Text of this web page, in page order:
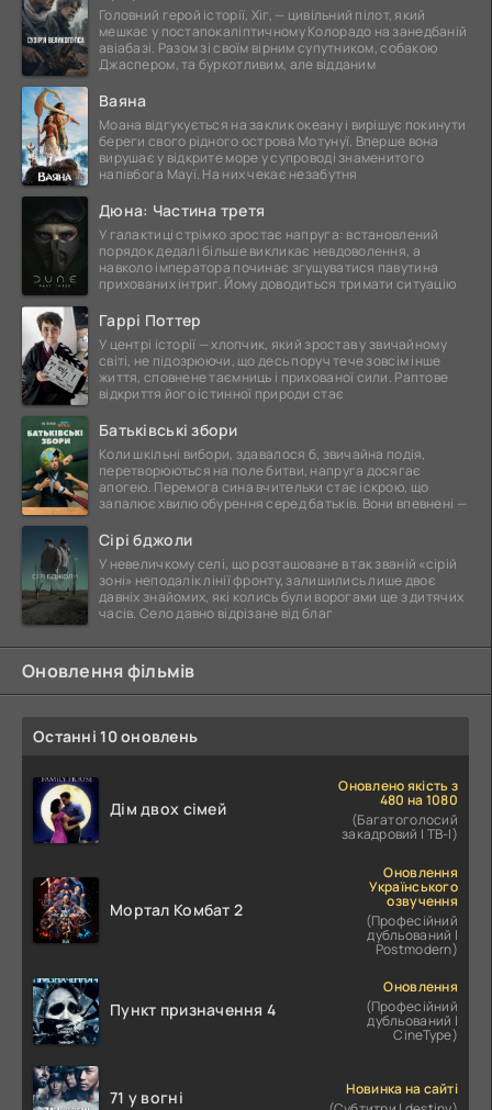
Головний герой історії, Хіг, — цивільний пілот, який
мешкає у постапокаліптичному Колорадо на занедбаній
авіабазі. Разом зі своїм вірним супутником, собакою
Джаспером, та буркотливим, але відданим
Ваяна
Моана відгукується на заклик океану і вирішує покинути
береги свого рідного острова Мотунуї. Вперше вона
вирушає у відкрите море у супроводі знаменитого
напівбога Мауї. На них чекає незабутня
Дюна: Частина третя
У галактиці стрімко зростає напруга: встановлений
порядок дедалі більше викликає невдоволення, а
навколо імператора починає згущуватися павутина
прихованих інтриг. Йому доводиться тримати ситуацію
Гаррі Поттер
У центрі історії — хлопчик, який зростав у звичайному
світі, не підозрюючи, що десь поруч тече зовсім інше
життя, сповнене таємниць і прихованої сили. Раптове
відкриття його істинної природи стає
Батьківські збори
Коли шкільні вибори, здавалося б, звичайна подія,
перетворюються на поле битви, напруга досягає
апогею. Перемога сина вчительки стає іскрою, що
запалює хвилю обурення серед батьків. Вони впевнені —
Сірі бджоли
У невеличкому селі, що розташоване в так званій «сірій
зоні» неподалік лінії фронту, залишились лише двоє
давніх знайомих, які колись були ворогами ще з дитячих
часів. Село давно відрізане від благ
Оновлення фільмів
Останні 10 оновлень
Дім двох сімей
Оновлено якість з
480 на 1080
(Багатоголосий
закадровий | ТВ-І)
Мортал Комбат 2
Оновлення
Українського
озвучення
(Професійний
дубльований |
Postmodern)
Пункт призначення 4
Оновлення
(Професійний
дубльований |
CineType)
71 у вогні
Новинка на сайті